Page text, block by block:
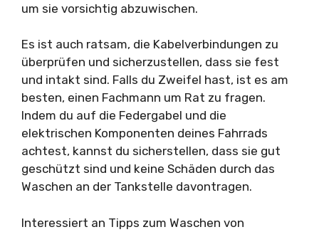
um sie vorsichtig abzuwischen.
Es ist auch ratsam, die Kabelverbindungen zu
überprüfen und sicherzustellen, dass sie fest
und intakt sind. Falls du Zweifel hast, ist es am
besten, einen Fachmann um Rat zu fragen.
Indem du auf die Federgabel und die
elektrischen Komponenten deines Fahrrads
achtest, kannst du sicherstellen, dass sie gut
geschützt sind und keine Schäden durch das
Waschen an der Tankstelle davontragen.
Interessiert an Tipps zum Waschen von